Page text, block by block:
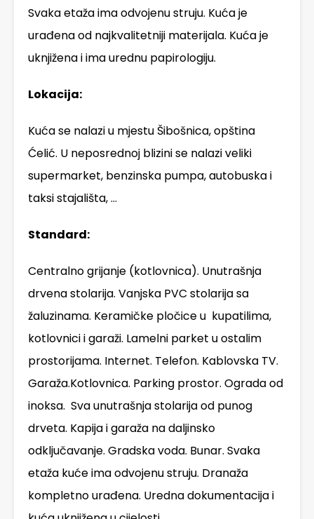
Svaka etaža ima odvojenu struju. Kuća je
urađena od najkvalitetniji materijala. Kuća je
uknjižena i ima urednu papirologiju.
Lokacija:
Kuća se nalazi u mjestu Šibošnica, opština
Ćelić. U neposrednoj blizini se nalazi veliki
supermarket, benzinska pumpa, autobuska i
taksi stajališta, …
Standard:
Centralno grijanje (kotlovnica). Unutrašnja
drvena stolarija. Vanjska PVC stolarija sa
žaluzinama. Keramičke pločice u kupatilima,
kotlovnici i garaži. Lamelni parket u ostalim
prostorijama. Internet. Telefon. Kablovska TV.
Garaža.Kotlovnica. Parking prostor. Ograda od
inoksa. Sva unutrašnja stolarija od punog
drveta. Kapija i garaža na daljinsko
odključavanje. Gradska voda. Bunar. Svaka
etaža kuće ima odvojenu struju. Dranaža
kompletno urađena. Uredna dokumentacija i